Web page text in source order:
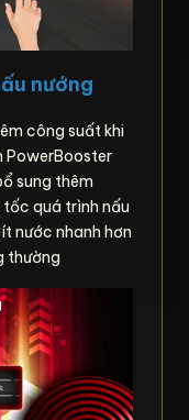
nướng
công suất khi
PowerBooster
sung thêm
tốc quá trình nấu
nước nhanh hơn
thường